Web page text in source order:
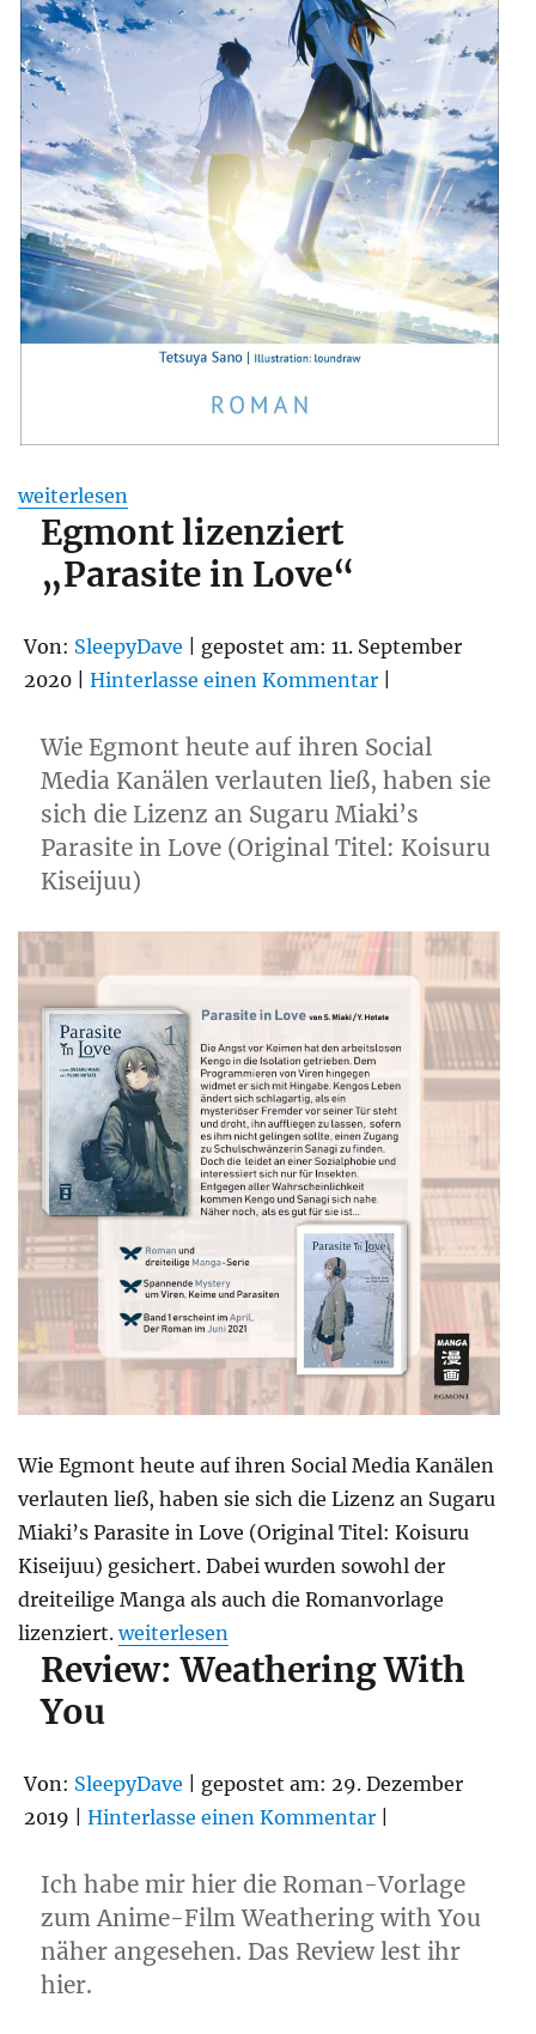
„Review: You Shine in the Moonlight“
weiterlesen
Egmont lizenziert
„Parasite in Love“
Von: SleepyDave | gepostet am: 11. September
2020 | Hinterlasse einen Kommentar
Wie Egmont heute auf ihren Social
Media Kanälen verlauten ließ, haben sie
sich die Lizenz an Sugaru Miaki’s
Parasite in Love (Original Titel: Koisuru
Kiseijuu)
Wie Egmont heute auf ihren Social Media Kanälen
verlauten ließ, haben sie sich die Lizenz an Sugaru
Miaki’s Parasite in Love (Original Titel: Koisuru
Kiseijuu) gesichert. Dabei wurden sowohl der
dreiteilige Manga als auch die Romanvorlage
lizenziert.„Egmont lizenziert „Parasite in Love““
weiterlesen
Review: Weathering With
You
Von: SleepyDave | gepostet am: 29. Dezember
2019 | Hinterlasse einen Kommentar
Ich habe mir hier die Roman-Vorlage
zum Anime-Film Weathering with You
näher angesehen. Das Review lest ihr
hier.